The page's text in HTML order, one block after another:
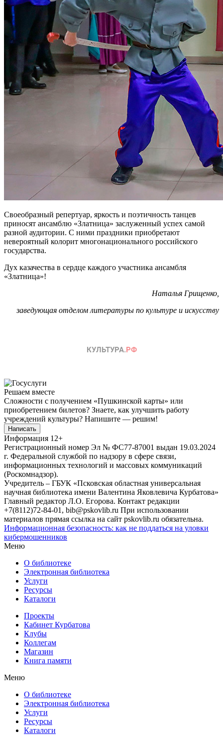
Своеобразный репертуар, яркость и поэтичность танцев
приносят ансамблю «Златница» заслуженный успех самой
разной аудитории. С ними праздники приобретают
невероятный колорит многонационального российского
государства.
Дух казачества в сердце каждого участника ансамбля
«Златница»!
Наталья Грищенко,
заведующая отделом литературы по культуре и искусству
Решаем вместе
Сложности с получением «Пушкинской карты» или
приобретением билетов? Знаете, как улучшить работу
учреждений культуры? Напишите — решим!
Написать
Информация 12+
Регистрационный номер Эл № ФС77-87001 выдан 19.03.2024
г. Федеральной службой по надзору в сфере связи,
информационных технологий и массовых коммуникаций
(Роскомнадзор).
Учредитель – ГБУК «Псковская областная универсальная
научная библиотека имени Валентина Яковлевича Курбатова»
Главный редактор Л.О. Егорова. Контакт редакции
+7(8112)72-84-01, bib@pskovlib.ru При использовании
материалов прямая ссылка на сайт pskovlib.ru обязательна.
Информационная безопасность: как не поддаться на уловки
кибермошенников
Меню
О библиотеке
Электронная библиотека
Услуги
Ресурсы
Каталоги
Проекты
Кабинет Курбатова
Клубы
Коллегам
Магазин
Книга памяти
Меню
О библиотеке
Электронная библиотека
Услуги
Ресурсы
Каталоги